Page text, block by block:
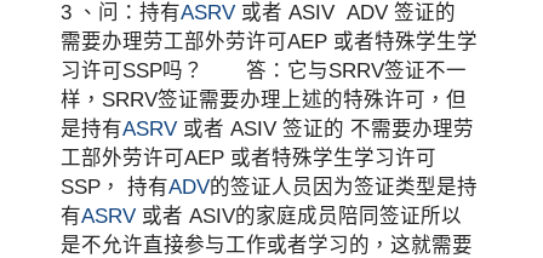
3 、问：持有ASRV 或者 ASIV ADV 签证的
需要办理劳工部外劳许可AEP 或者特殊学生学
习许可SSP吗？ 答：它与SRRV签证不一
样，SRRV签证需要办理上述的特殊许可，但
是持有ASRV 或者 ASIV 签证的 不需要办理劳
工部外劳许可AEP 或者特殊学生学习许可
SSP， 持有ADV的签证人员因为签证类型是持
有ASRV 或者 ASIV的家庭成员陪同签证所以
是不允许直接参与工作或者学习的，这就需要